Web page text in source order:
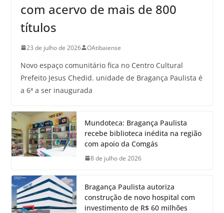
com acervo de mais de 800
títulos
23 de julho de 2026 OAtibaiense
Novo espaço comunitário fica no Centro Cultural
Prefeito Jesus Chedid. unidade de Bragança Paulista é
a 6ª a ser inaugurada
Mundoteca: Bragança Paulista
recebe biblioteca inédita na região
com apoio da Comgás
8 de julho de 2026
Bragança Paulista autoriza
construção de novo hospital com
investimento de R$ 60 milhões